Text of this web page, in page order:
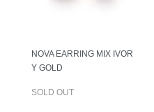
NOVA EARRING MIX IVOR
Y GOLD
SOLD OUT